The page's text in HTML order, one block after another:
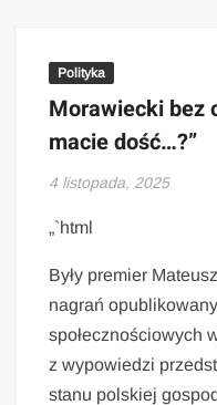
Polityka
Morawiecki bez
macie dość…?”
4 listopada, 2025
„`html
Były premier
nagrań
społecznościowych
z wypowiedzi
stanu polskiej